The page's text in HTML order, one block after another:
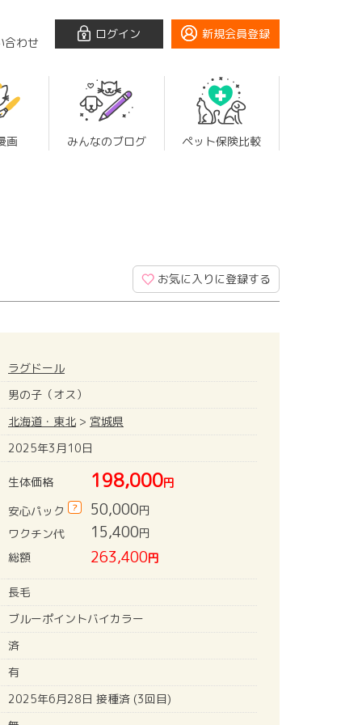
合わせ
ログイン 新規会員登録
画 みんなのブログ ペット保険比較
お気に入りに登録する
ラグドール
男の子（オス）
北海道・東北 > 宮城県
2025年3月10日
生体価格 198,000円
安心パック
? 50,000円
ワクチン代
15,400円
総額
263,400円
長毛
ブルーポイントバイカラー
済
有
2025年6月28日 接種済 (3回目)